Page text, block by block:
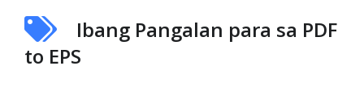
Ibang Pangalan para sa PDF
to EPS